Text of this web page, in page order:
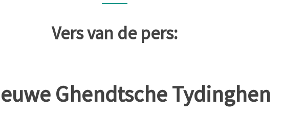
Vers van de pers:
Ghendtsche Tydinghen